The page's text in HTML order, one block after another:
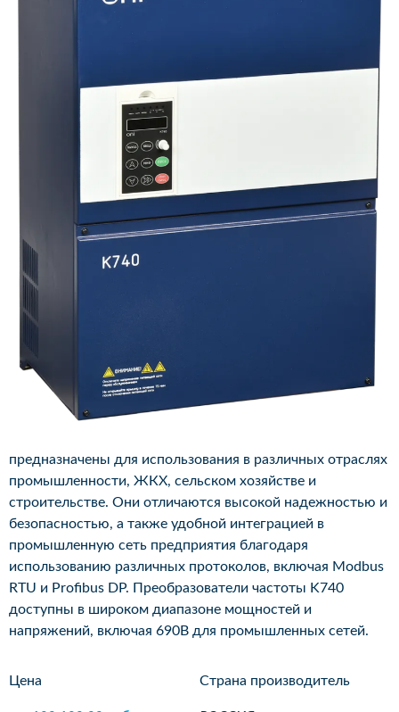
предназначены для использования в различных отраслях
промышленности, ЖКХ, сельском хозяйстве и
строительстве. Они отличаются высокой надежностью и
безопасностью, а также удобной интеграцией в
промышленную сеть предприятия благодаря
использованию различных протоколов, включая Modbus
RTU и Profibus DP. Преобразователи частоты K740
доступны в широком диапазоне мощностей и
напряжений, включая 690В для промышленных сетей.
Цена Страна производитель